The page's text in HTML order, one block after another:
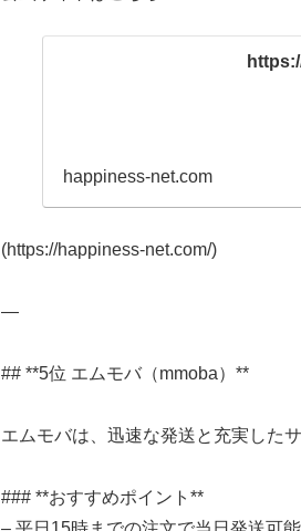
happiness-net.com
(https://happiness-net.com/)
—
## **5位 エムモバ（mmoba）**
エムモバは、迅速な発送と充実した
### **おすすめポイント**